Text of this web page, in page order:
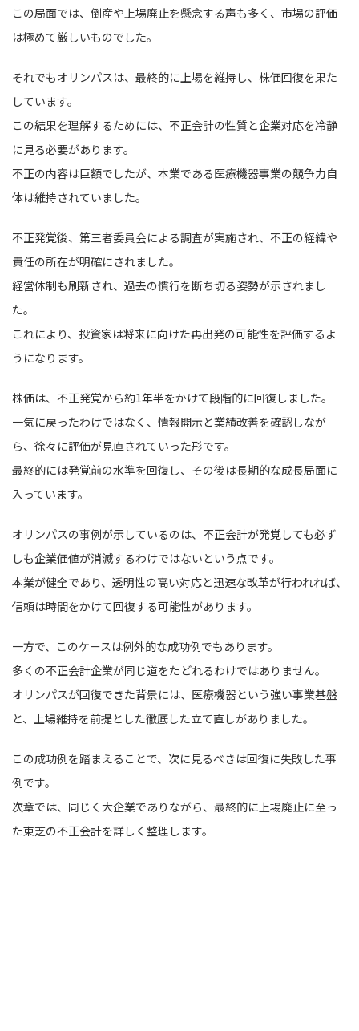
この局面では、倒産や上場廃止を懸念する声も多く、市場の評価
は極めて厳しいものでした。
それでもオリンパスは、最終的に上場を維持し、株価回復を果た
しています。
この結果を理解するためには、不正会計の性質と企業対応を冷静
に見る必要があります。
不正の内容は巨額でしたが、本業である医療機器事業の競争力自
体は維持されていました。
不正発覚後、第三者委員会による調査が実施され、不正の経緯や
責任の所在が明確にされました。
経営体制も刷新され、過去の慣行を断ち切る姿勢が示されまし
た。
これにより、投資家は将来に向けた再出発の可能性を評価するよ
うになります。
株価は、不正発覚から約1年半をかけて段階的に回復しました。
一気に戻ったわけではなく、情報開示と業績改善を確認しなが
ら、徐々に評価が見直されていった形です。
最終的には発覚前の水準を回復し、その後は長期的な成長局面に
入っています。
オリンパスの事例が示しているのは、不正会計が発覚しても必ず
しも企業価値が消滅するわけではないという点です。
本業が健全であり、透明性の高い対応と迅速な改革が行われれば、
信頼は時間をかけて回復する可能性があります。
一方で、このケースは例外的な成功例でもあります。
多くの不正会計企業が同じ道をたどれるわけではありません。
オリンパスが回復できた背景には、医療機器という強い事業基盤
と、上場維持を前提とした徹底した立て直しがありました。
この成功例を踏まえることで、次に見るべきは回復に失敗した事
例です。
次章では、同じく大企業でありながら、最終的に上場廃止に至っ
た東芝の不正会計を詳しく整理します。